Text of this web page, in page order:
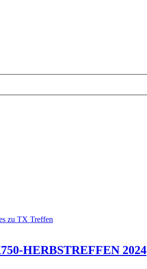
zu TX Treffen
HERBSTREFFEN 2024